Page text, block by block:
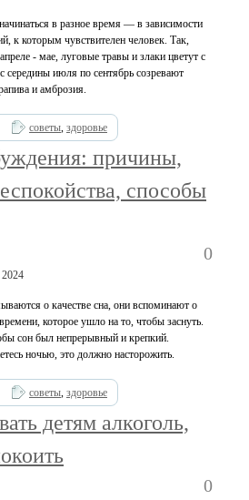
в разное время — в зависимости
к которым чувствителен человек. Так,
- мае, луговые травы и злаки цветут с
середины июля по сентябрь созревают
и амброзия.
советы, здоровье
причины,
способы
0
о качестве сна, они вспоминают о
которое ушло на то, чтобы заснуть.
сон был непрерывный и крепкий.
ночью, это должно насторожить.
советы, здоровье
детям алкоголь,
0